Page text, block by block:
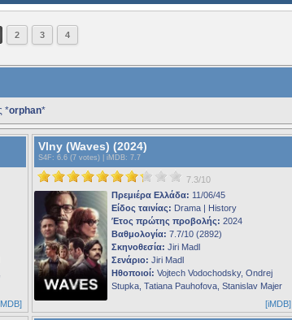
2 3 4
*orphan*
Vlny (Waves) (2024)
S4F : 6.6 (7 votes) | iMDB: 7.7
7.3/10
Πρεμιέρα Ελλάδα: 11/06/45
Είδος ταινίας: Drama | History
Έτος πρώτης προβολής: 2024
Βαθμολογία: 7.7/10 (2892)
Σκηνοθεσία: Jiri Madl
Σενάριο: Jiri Madl
Ηθοποιοί: Vojtech Vodochodsky, Ondrej
Stupka, Tatiana Pauhofova, Stanislav Majer
[iMDB]